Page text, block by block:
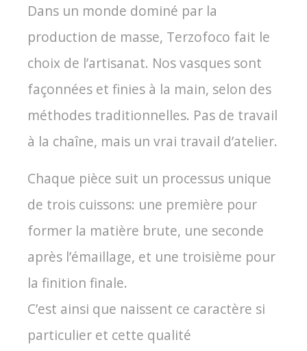
Dans un monde dominé par la
production de masse, Terzofoco fait le
choix de l’artisanat. Nos vasques sont
façonnées et finies à la main, selon des
méthodes traditionnelles. Pas de travail
à la chaîne, mais un vrai travail d’atelier.
Chaque pièce suit un processus unique
de trois cuissons: une première pour
former la matière brute, une seconde
après l’émaillage, et une troisième pour
la finition finale.
C’est ainsi que naissent ce caractère si
particulier et cette qualité